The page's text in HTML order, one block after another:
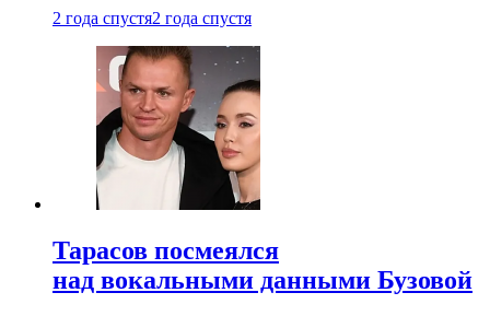
2 года спустя2 года спустя
Тарасов посмеялся
над вокальными данными Бузовой